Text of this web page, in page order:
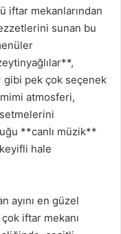
iftar mekanlarından
sunan bu
pek çok seçenek
atmosferi,
**canlı müzik**
hale
ayını en güzel
iftar mekanı